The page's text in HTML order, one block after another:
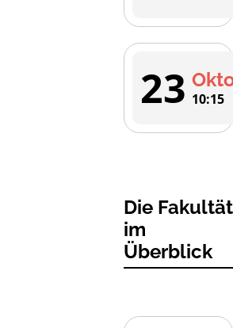
23 10:15
Die Fakultät
im
Überblick